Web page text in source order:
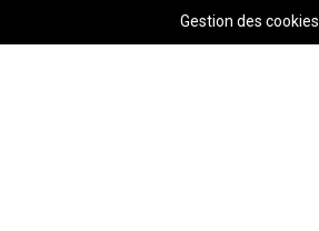
Gestion des cookies